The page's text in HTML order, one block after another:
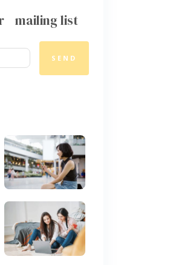
mailing list
SEND